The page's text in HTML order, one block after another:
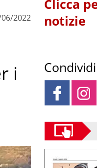
2022
i
Clicca
notizie
Condividi